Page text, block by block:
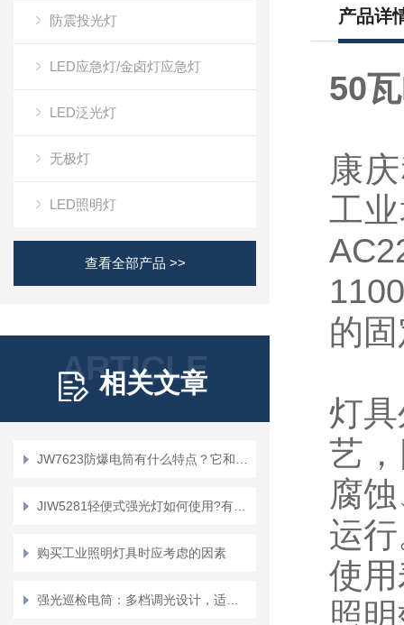
防震投光灯
LED应急灯/金卤灯应急灯
LED泛光灯
无极灯
LED照明灯
查看全部产品 >>
ARTICLE
相关文章
购买工业照明灯具时应考虑的因素
产品详
50
康
工
的
灯
艺
腐
运
使
照